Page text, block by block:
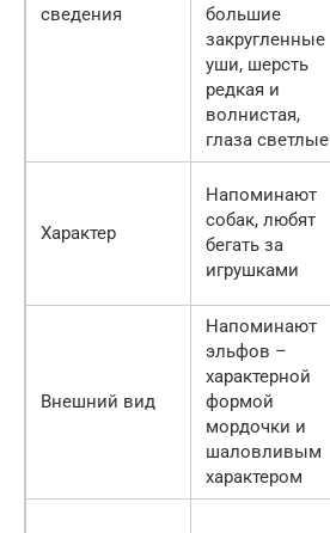
сведения
большие
закругленные
уши, шерсть
редкая и
волнистая,
глаза светлые
Характер
Напоминают
собак, любят
бегать за
игрушками
Внешний вид
Напоминают
эльфов –
характерной
формой
мордочки и
шаловливым
характером